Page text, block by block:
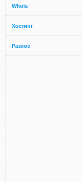
Whois
Хостинг
Разное